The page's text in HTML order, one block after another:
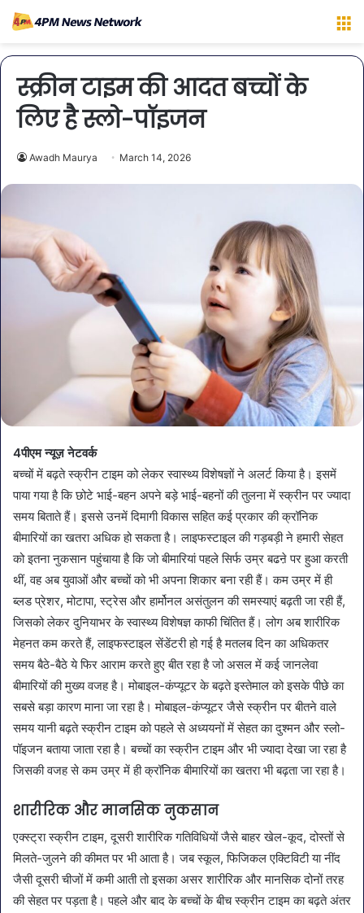
स्क्रीन टाइम की आदत बच्चों के
लिए है स्लो-पॉइजन
Awadh Maurya March 14, 2026
4पीएम न्यूज़ नेटवर्क
बच्चों में बढ़ते स्क्रीन टाइम को लेकर स्वास्थ्य विशेषज्ञों ने अलर्ट किया है। इसमें
पाया गया है कि छोटे भाई-बहन अपने बड़े भाई-बहनों की तुलना में स्क्रीन पर ज्यादा
समय बिताते हैं। इससे उनमें दिमागी विकास सहित कई प्रकार की क्रॉनिक
बीमारियों का खतरा अधिक हो सकता है। लाइफस्टाइल की गड़बड़ी ने हमारी सेहत
को इतना नुकसान पहुंचाया है कि जो बीमारियां पहले सिर्फ उम्र बढऩे पर हुआ करती
थीं, वह अब युवाओं और बच्चों को भी अपना शिकार बना रही हैं। कम उम्र में ही
ब्लड प्रेशर, मोटापा, स्ट्रेस और हार्मोनल असंतुलन की समस्याएं बढ़ती जा रही हैं,
जिसको लेकर दुनियाभर के स्वास्थ्य विशेषज्ञ काफी चिंतित हैं। लोग अब शारीरिक
मेहनत कम करते हैं, लाइफस्टाइल सेंडेंटरी हो गई है मतलब दिन का अधिकतर
समय बैठे-बैठे ये फिर आराम करते हुए बीत रहा है जो असल में कई जानलेवा
बीमारियों की मुख्य वजह है। मोबाइल-कंप्यूटर के बढ़ते इस्तेमाल को इसके पीछे का
सबसे बड़ा कारण माना जा रहा है। मोबाइल-कंप्यूटर जैसे स्क्रीन पर बीतने वाले
समय यानी बढ़ते स्क्रीन टाइम को पहले से अध्ययनों में सेहत का दुश्मन और स्लो-
पॉइजन बताया जाता रहा है। बच्चों का स्क्रीन टाइम और भी ज्यादा देखा जा रहा है
जिसकी वजह से कम उम्र में ही क्रॉनिक बीमारियों का खतरा भी बढ़ता जा रहा है।
शारीरिक और मानसिक नुकसान
एक्स्ट्रा स्क्रीन टाइम, दूसरी शारीरिक गतिविधियों जैसे बाहर खेल-कूद, दोस्तों से
मिलते-जुलने की कीमत पर भी आता है। जब स्कूल, फिजिकल एक्टिविटी या नींद
जैसी दूसरी चीजों में कमी आती तो इसका असर शारीरिक और मानसिक दोनों तरह
की सेहत पर पड़ता है। पहले और बाद के बच्चों के बीच स्क्रीन टाइम का बढ़ते अंतर